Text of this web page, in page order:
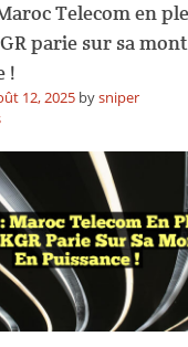
Telecom en
parie sur sa
!
12, 2025 bysniper
on
Maroc
Telecom
en
plein
essor,
BKGR
parie
sur